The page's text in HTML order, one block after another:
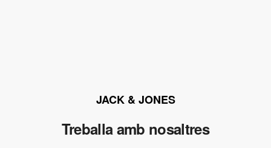
JACK & JONES
Treballa amb nosaltres